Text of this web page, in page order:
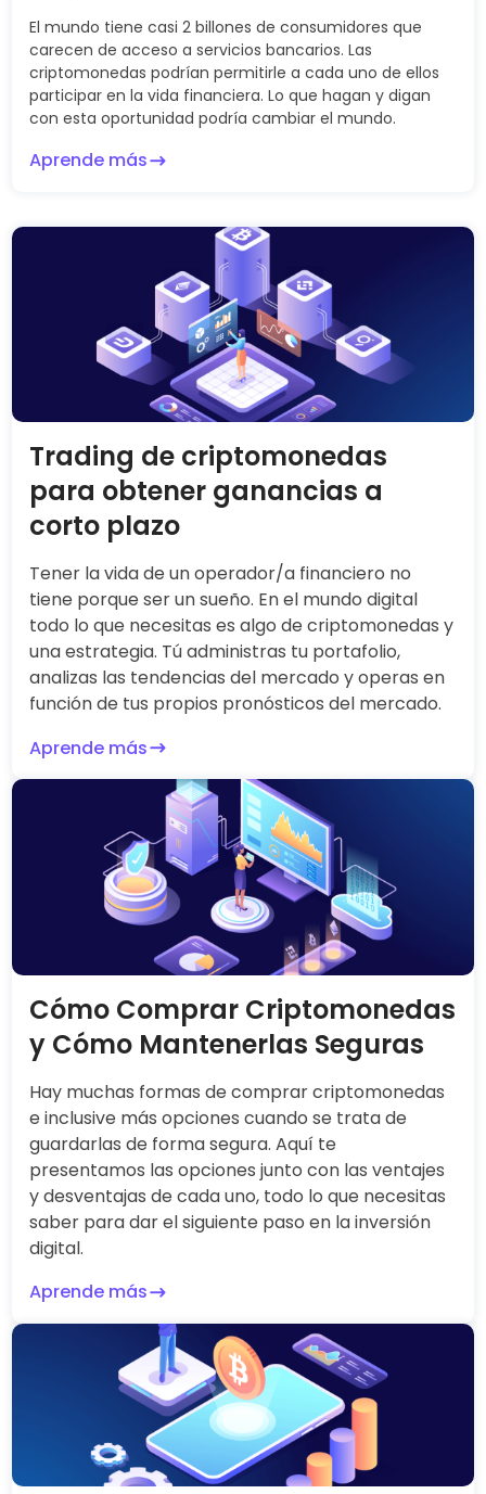
El mundo tiene casi 2 billones de consumidores que
carecen de acceso a servicios bancarios. Las
criptomonedas podrían permitirle a cada uno de ellos
participar en la vida financiera. Lo que hagan y digan
con esta oportunidad podría cambiar el mundo.
Aprende más
Trading de criptomonedas
para obtener ganancias a
corto plazo
Tener la vida de un operador/a financiero no
tiene porque ser un sueño. En el mundo digital
todo lo que necesitas es algo de criptomonedas y
una estrategia. Tú administras tu portafolio,
analizas las tendencias del mercado y operas en
función de tus propios pronósticos del mercado.
Aprende más
Cómo Comprar Criptomonedas
y Cómo Mantenerlas Seguras
Hay muchas formas de comprar criptomonedas
e inclusive más opciones cuando se trata de
guardarlas de forma segura. Aquí te
presentamos las opciones junto con las ventajes
y desventajas de cada uno, todo lo que necesitas
saber para dar el siguiente paso en la inversión
digital.
Aprende más